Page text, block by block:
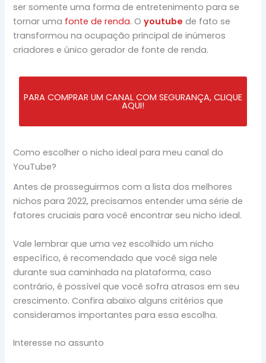
ser somente uma forma de entretenimento para se
tornar uma fonte de renda. Oyoutube de fato se
transformou na ocupação principal de inúmeros
criadores e único gerador de fonte de renda.
PARA COMPRAR UM CANAL COM SEGURANÇA, CLIQUE
AQUI!
Como escolher o nicho ideal para meu canal do
YouTube?
Antes de prosseguirmos com a lista dos melhores
nichos para 2022, precisamos entender uma série de
fatores cruciais para você encontrar seu nicho ideal.
Vale lembrar que uma vez escolhido um nicho
específico, é recomendado que você siga nele
durante sua caminhada na plataforma, caso
contrário, é possível que você sofra atrasos em seu
crescimento. Confira abaixo alguns critérios que
consideramos importantes para essa escolha.
Interesse no assunto